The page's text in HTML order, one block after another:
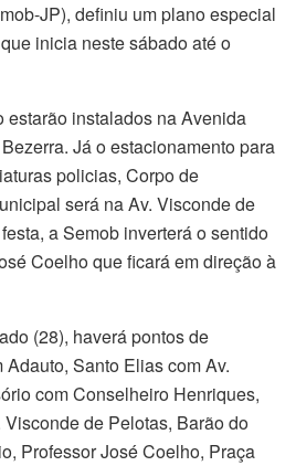
JP), definiu um plano especial
inicia neste sábado até o
estarão instalados na Avenida
Já o estacionamento para
policias, Corpo de
será na Av. Visconde de
a Semob inverterá o sentido
Coelho que ficará em direção à
(28), haverá pontos de
Santo Elias com Av.
com Conselheiro Henriques,
de Pelotas, Barão do
Professor José Coelho, Praça